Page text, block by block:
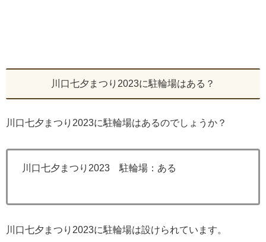
川口七夕まつり2023に駐輪場はある？
川口七夕まつり2023に駐輪場はあるのでしょうか？
川口七夕まつり2023 駐輪場：ある
川口七夕まつり2023に駐輪場は設けられています。